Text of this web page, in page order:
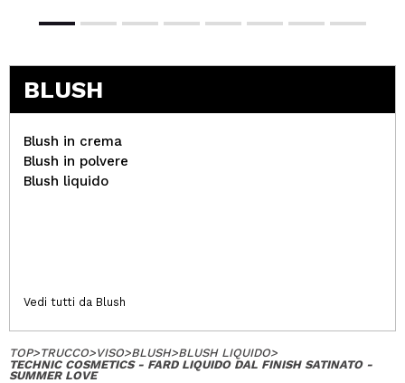
BLUSH
Blush in crema
Blush in polvere
Blush liquido
Vedi tutti da Blush
TOP>TRUCCO>VISO>BLUSH>BLUSH LIQUIDO>
TECHNIC COSMETICS - FARD LIQUIDO DAL FINISH SATINATO -
SUMMER LOVE